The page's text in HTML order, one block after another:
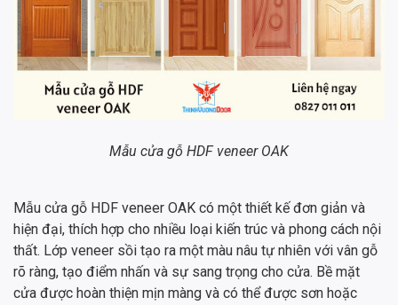
Mẫu cửa gỗ HDF veneer OAK
Mẫu cửa gỗ HDF veneer OAK có một thiết kế đơn giản và
hiện đại, thích hợp cho nhiều loại kiến trúc và phong cách nội
thất. Lớp veneer sồi tạo ra một màu nâu tự nhiên với vân gỗ
rõ ràng, tạo điểm nhấn và sự sang trọng cho cửa. Bề mặt
cửa được hoàn thiện mịn màng và có thể được sơn hoặc